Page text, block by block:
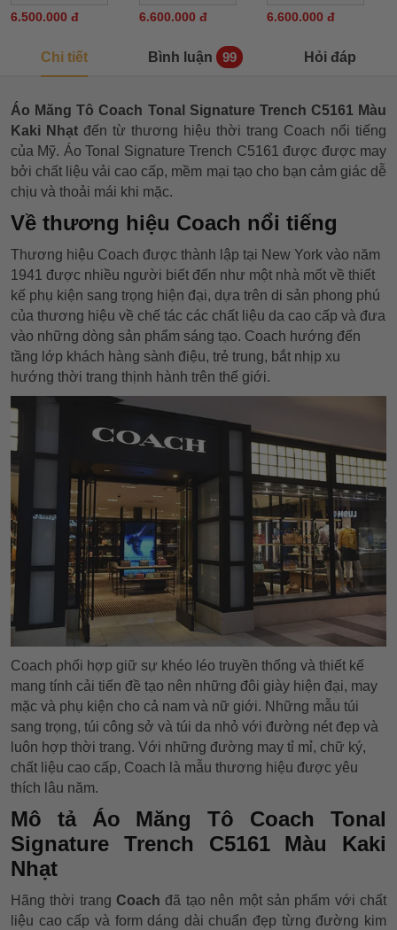
6.500.000 đ 6.600.000 đ 6.600.000 đ
Chi tiết Bình luận 99 Hỏi đáp
Áo Măng Tô Coach Tonal Signature Trench C5161 Màu
Kaki Nhạt đến từ thương hiệu thời trang Coach nổi tiếng
của Mỹ. Áo Tonal Signature Trench C5161 được được may
bởi chất liệu vải cao cấp, mềm mại tạo cho bạn cảm giác dễ
chịu và thoải mái khi mặc.
Về thương hiệu Coach nổi tiếng
Thương hiệu Coach được thành lập tại New York vào năm
1941 được nhiều người biết đến như một nhà mốt về thiết
kế phụ kiện sang trọng hiện đại, dựa trên di sản phong phú
của thương hiệu về chế tác các chất liệu da cao cấp và đưa
vào những dòng sản phẩm sáng tạo. Coach hướng đến
tầng lớp khách hàng sành điệu, trẻ trung, bắt nhịp xu
hướng thời trang thịnh hành trên thế giới.
Coach phối hợp giữ sự khéo léo truyền thống và thiết kế
mang tính cải tiến đề tạo nên những đôi giày hiện đại, may
mặc và phụ kiện cho cả nam và nữ giới. Những mẫu túi
sang trọng, túi công sở và túi da nhỏ với đường nét đẹp và
luôn hợp thời trang. Với những đường may tỉ mỉ, chữ ký,
chất liệu cao cấp, Coach là mẫu thương hiệu được yêu
thích lâu năm.
Mô tả Áo Măng Tô Coach Tonal
Signature Trench C5161 Màu Kaki
Nhạt
Hãng thời trangCoach đã tạo nên một sản phẩm với chất
liệu cao cấp và form dáng dài chuẩn đẹp từng đường kim